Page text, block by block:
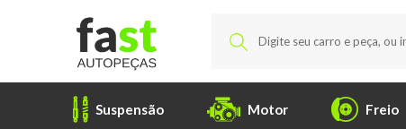
Suspensão Motor Freio